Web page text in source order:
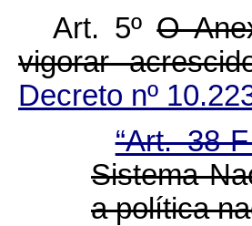
Art. 5ºO
vigorar
Decreto nº
“Art. 38-
Sistema
a política